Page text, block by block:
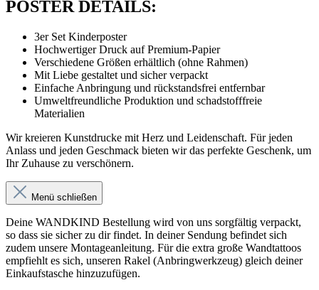
POSTER DETAILS:
3er Set Kinderposter
Hochwertiger Druck auf Premium-Papier
Verschiedene Größen erhältlich (ohne Rahmen)
Mit Liebe gestaltet und sicher verpackt
Einfache Anbringung und rückstandsfrei entfernbar
Umweltfreundliche Produktion und schadstofffreie
Materialien
Wir kreieren Kunstdrucke mit Herz und Leidenschaft. Für jeden
Anlass und jeden Geschmack bieten wir das perfekte Geschenk, um
Ihr Zuhause zu verschönern.
Menü schließen
Deine WANDKIND Bestellung wird von uns sorgfältig verpackt,
so dass sie sicher zu dir findet. In deiner Sendung befindet sich
zudem unsere Montageanleitung. Für die extra große Wandtattoos
empfiehlt es sich, unseren Rakel (Anbringwerkzeug) gleich deiner
Einkaufstasche hinzuzufügen.